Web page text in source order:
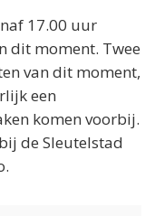
17.00 uur
dit moment. Twee
van dit moment,
een
komen voorbij.
de Sleutelstad